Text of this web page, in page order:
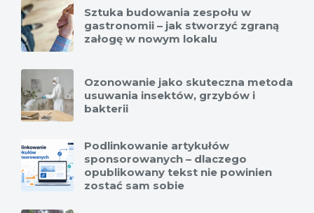
Sztuka budowania zespołu w
gastronomii – jak stworzyć zgraną
załogę w nowym lokalu
Ozonowanie jako skuteczna metoda
usuwania insektów, grzybów i
bakterii
Podlinkowanie artykułów
sponsorowanych – dlaczego
opublikowany tekst nie powinien
zostać sam sobie